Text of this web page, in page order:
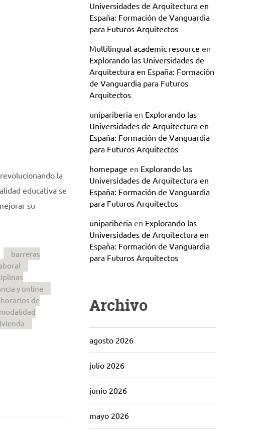
la
educativa se
su
barreras
y online
horarios de
modalidad
Universidades de Arquitectura en
España: Formación de Vanguardia
para Futuros Arquitectos
Multilingual academic resource en
Explorando las Universidades de
Arquitectura en España: Formación
de Vanguardia para Futuros
Arquitectos
unipariberiaen Explorando las
Universidades de Arquitectura en
España: Formación de Vanguardia
para Futuros Arquitectos
homepage en Explorando las
Universidades de Arquitectura en
España: Formación de Vanguardia
para Futuros Arquitectos
unipariberiaen Explorando las
Universidades de Arquitectura en
España: Formación de Vanguardia
para Futuros Arquitectos
Archivo
agosto 2026
julio 2026
junio 2026
mayo 2026